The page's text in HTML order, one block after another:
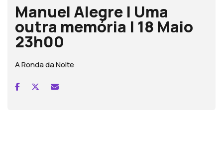
Manuel Alegre | Uma
outra memória | 18 Maio
23h00
A Ronda da Noite